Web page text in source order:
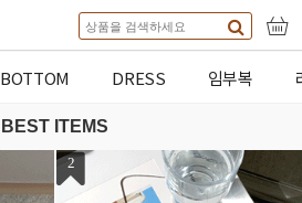
BOTTOM DRESS 임부복
BEST ITEMS
2